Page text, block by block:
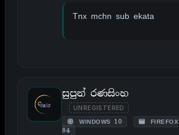
Tnx mchn sub ekata
සුපුන් රණසිංහ
UNREGISTERED
WINDOWS 10
FIREFOX
84